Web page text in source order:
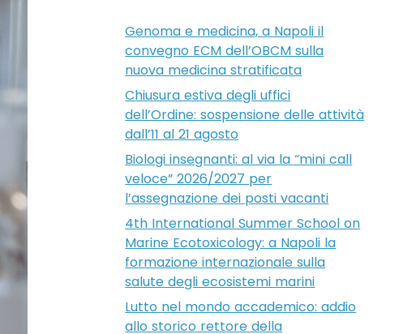
Genoma e medicina, a Napoli il
convegno ECM dell’OBCM sulla
nuova medicina stratificata
Chiusura estiva degli uffici
dell’Ordine: sospensione delle attività
dall’11 al 21 agosto
Biologi insegnanti: al via la “mini call
veloce” 2026/2027 per
l’assegnazione dei posti vacanti
4th International Summer School on
Marine Ecotoxicology: a Napoli la
formazione internazionale sulla
salute degli ecosistemi marini
Lutto nel mondo accademico: addio
allo storico rettore della